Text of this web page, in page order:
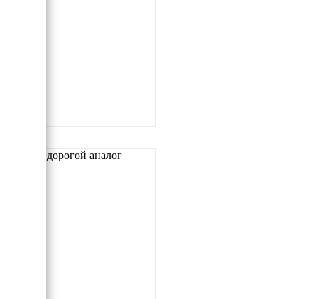
Самый дорогой аналог